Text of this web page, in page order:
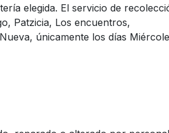
elegida. El servicio de
Patzicia, Los encuentros,
únicamente los días